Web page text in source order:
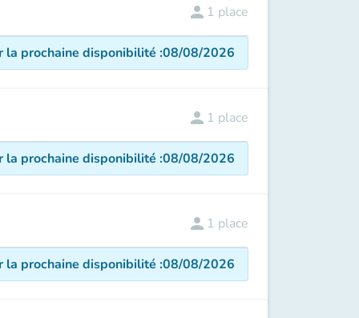
person 1 place
la prochaine disponibilité :08/08/2026
person 1 place
la prochaine disponibilité :08/08/2026
person 1 place
la prochaine disponibilité :08/08/2026